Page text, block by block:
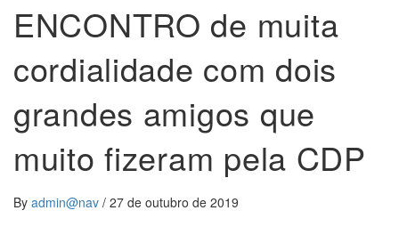
ENCONTRO de muita
cordialidade com dois
grandes amigos que
muito fizeram pela CDP
By admin@nav / 27 de outubro de 2019